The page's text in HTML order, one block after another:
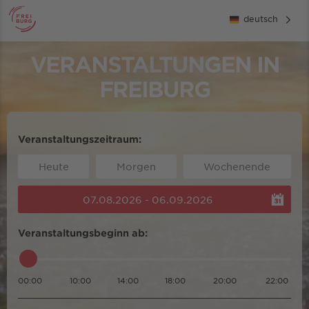
deutsch
VERANSTALTUNGEN IN
FREIBURG
Veranstaltungszeitraum:
Heute Morgen Wochenende
07.08.2026 - 06.09.2026
Veranstaltungsbeginn ab:
00:00 10:00 14:00 18:00 20:00 22:00